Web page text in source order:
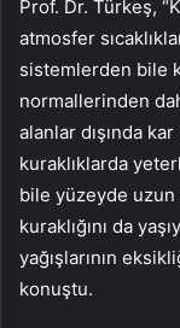
Prof. Dr. Türkeş,
atmosfer
sistemlerden bile
normallerinden
alanlar dışında
kuraklıklarda
bile yüzeyde uzun
kuraklığını da
yağışlarının
konuştu.